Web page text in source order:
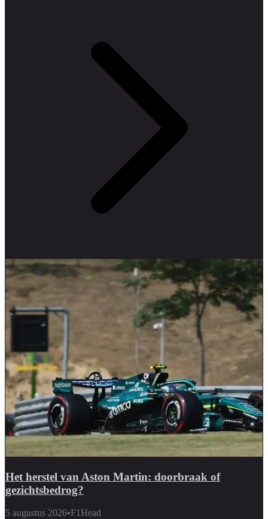
Het herstel van Aston Martin: doorbraak of
gezichtsbedrog?
5 augustus 2026•F1Head